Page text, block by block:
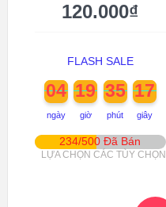
120.000₫
FLASH SALE
04
ngày
19
giờ
35
phút
17
giây
234/500 Đã Bán
LỰA CHỌN CÁC TÙY CHỌN